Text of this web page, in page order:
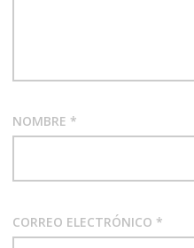
NOMBRE *
CORREO ELECTRÓNICO *